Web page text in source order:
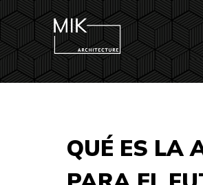
QUÉ ES LA